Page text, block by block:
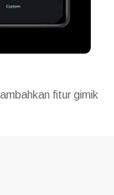
fitur gimik